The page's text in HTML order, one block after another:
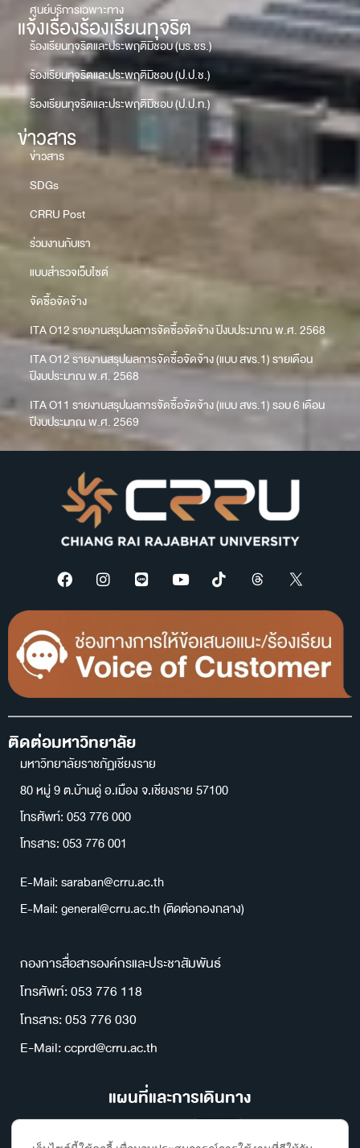
ศูนย์บริการเฉพาะทาง
แจ้งเรื่องร้องเรียนทุจริต
ร้องเรียนทุจริตและประพฤติมิชอบ (มร.ชร.)
ร้องเรียนทุจริตและประพฤติมิชอบ (ป.ป.ช.)
ร้องเรียนทุจริตและประพฤติมิชอบ (ป.ป.ท.)
ข่าวสาร
ข่าวสาร
SDGs
CRRU Post
ร่วมงานกับเรา
แบบสำรวจเว็บไซต์
จัดซื้อจัดจ้าง
ITA O12 รายงานสรุปผลการจัดซื้อจัดจ้าง ปีงบประมาณ พ.ศ. 2568
ITA O12 รายงานสรุปผลการจัดซื้อจัดจ้าง (แบบ สขร.1) รายเดือน
ปีงบประมาณ พ.ศ. 2568
ITA O11 รายงานสรุปผลการจัดซื้อจัดจ้าง (แบบ สขร.1) รอบ 6 เดือน
ปีงบประมาณ พ.ศ. 2569
ติดต่อมหาวิทยาลัย
มหาวิทยาลัยราชภัฏเชียงราย
80 หมู่ 9 ต.บ้านดู่ อ.เมือง จ.เชียงราย 57100
โทรศัพท์: 053 776 000
โทรสาร: 053 776 001
E-Mail: saraban@crru.ac.th
E-Mail: general@crru.ac.th (ติดต่อกองกลาง)
กองการสื่อสารองค์กรและประชาสัมพันธ์
โทรศัพท์: 053 776 118
โทรสาร: 053 776 030
E-Mail: ccprd@crru.ac.th
แผนที่และการเดินทาง